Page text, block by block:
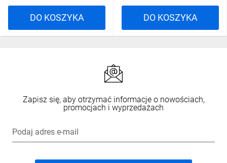
DO KOSZYKA DO KOSZYKA
Zapisz się, aby otrzymać informacje o nowościach,
promocjach i wyprzedażach
Podaj adres e-mail